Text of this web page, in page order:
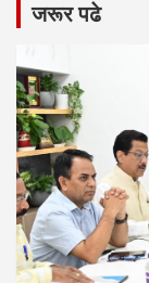
जरूर पढे